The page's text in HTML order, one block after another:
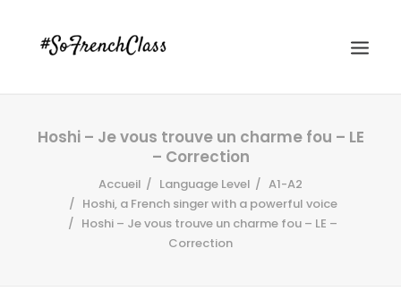
#SOFRENCHCLASS PRIVACY POLICY
Hoshi – Je vous trouve un charme fou – LE
– Correction
Accueil Language Level
A1-A2
Hoshi, a French singer with a powerful voice
Hoshi – Je vous trouve un charme fou – LE –
Correction